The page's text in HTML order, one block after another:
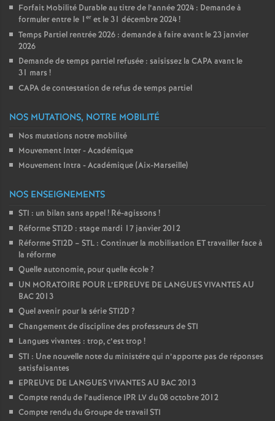
Forfait Mobilité Durable au titre de l’année 2024 : Demande à
formuler entre le 1 er et le 31 décembre 2024!
Temps Partiel rentrée 2026 : demande à faire avant le 23 janvier
2026
Demande de temps partiel refusée : saisissez la CAPA avant le
31 mars !
CAPA de contestation de refus de temps partiel
NOS MUTATIONS, NOTRE MOBILITÉ
Nos mutations notre mobilité
Mouvement Inter - Académique
Mouvement Intra - Académique (Aix-Marseille)
NOS ENSEIGNEMENTS
STI : un bilan sans appel! Ré-agissons !
Réforme STI2D : stage mardi 17 janvier 2012
Réforme STI2D – STL : Continuer la mobilisation ET travailler face à
la réforme
Quelle autonomie, pour quelle école?
UN MORATOIRE POUR L’EPREUVE DE LANGUES VIVANTES AU
BAC 2013
Quel avenir pour la série STI2D ?
Changement de discipline des professeurs de STI
Langues vivantes : trop, c’est trop!
STI : Une nouvelle note du ministére qui n’apporte pas de réponses
satisfaisantes
EPREUVE DE LANGUES VIVANTES AU BAC 2013
Compte rendu de l’audience IPR LV du 08 octobre 2012
Compte rendu du Groupe de travail STI